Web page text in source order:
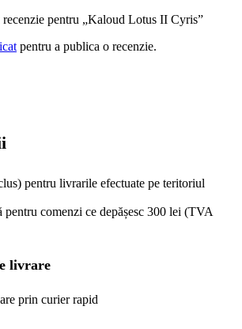
pentru „Kaloud Lotus II Cyris”
pentru a publica o recenzie.
pentru livrarile efectuate pe teritoriul
comenzi ce depășesc 300 lei (TVA
livrare
prin curier rapid